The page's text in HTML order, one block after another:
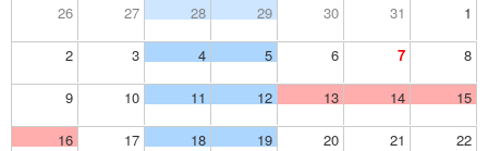
26 27 28 29 30 31 1
2 3 4 5 6 7 8
9 10 11 12 13 14 15
16 17 18 19 20 21 22